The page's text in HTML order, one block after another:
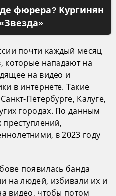
фюрера? Кургинян
почти каждый месяц
которые нападают на
на видео и
в интернете. Такие
Петербурге, Калуге,
городах. По данным
в 2023 году
появилась банда
на людей, избивали их и
видео, чтобы потом